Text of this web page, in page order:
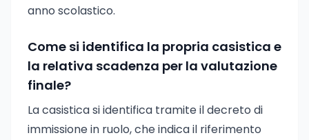
anno scolastico.
Come si identifica la propria casistica e
la relativa scadenza per la valutazione
finale?
La casistica si identifica tramite il decreto di
immissione in ruolo, che indica il riferimento